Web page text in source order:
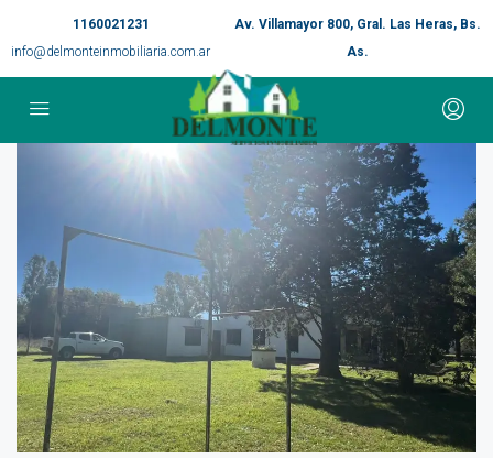
1160021231
info@delmonteinmobiliaria.com.ar
Av. Villamayor 800, Gral. Las Heras, Bs.
As.